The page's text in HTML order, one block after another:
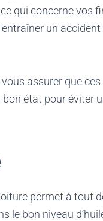
ce qui concerne
entraîner un
assurer que
bon état pour éviter
permet à tout
le bon niveau